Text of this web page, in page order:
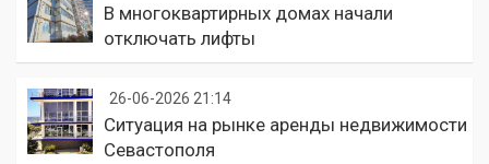
В многоквартирных домах начали
отключать лифты
26-06-2026 21:14
Ситуация на рынке аренды недвижимости
Севастополя